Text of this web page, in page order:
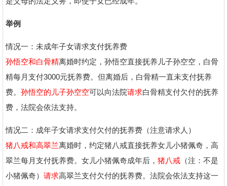
举例
情况一：未成年子女请求支付抚养费
孙悟空和白骨精离婚时约定，孙悟空直接抚养儿子孙空空，白骨
精每月支付3000元抚养费。但离婚后，白骨精一直未支付抚养
费。 孙悟空的儿子孙空空可以向法院请求白骨精支付欠付的抚养
费，法院会依法支持。
情况二：成年子女请求支付欠付的抚养费（注意请求人）
猪八戒和高翠兰离婚时，约定猪八戒直接抚养女儿小猪佩奇，高
翠兰每月支付抚养费。女儿小猪佩奇成年后， 猪八戒 （注：不是
小猪佩奇） 请求高翠兰支付欠付的抚养费。法院会依法支持这一